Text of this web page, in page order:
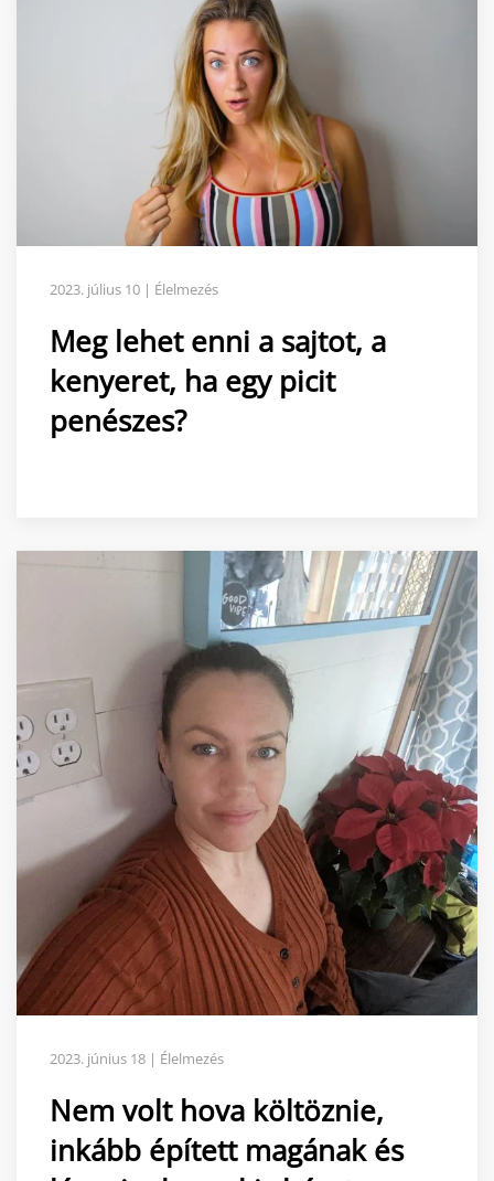
2023. július 10 | Élelmezés
Meg lehet enni a sajtot, a
kenyeret, ha egy picit
penészes?
2023. június 18 | Élelmezés
Nem volt hova költöznie,
inkább épített magának és